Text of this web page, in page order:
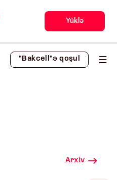
Yüklə
"Bakcell"ə qoşul
Arxiv